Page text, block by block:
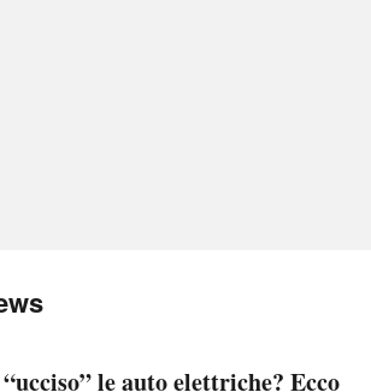
le auto elettriche? Ecco